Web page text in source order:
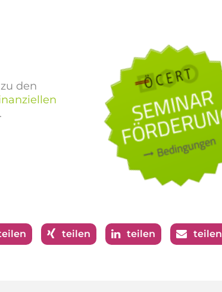
den
teilen teilen teilen